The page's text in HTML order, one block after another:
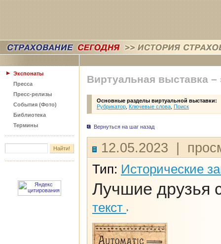
Экспонаты
Пресса
Пресс-релизы
События (Фото)
Библиотека
Термины
Виртуальная выставка –
Основные разделы виртуальной выставки:
Рубрикатор Ключевые слова Поиск
Вернуться на шаг назад
12.05.2023 |
Тип: Исторические
Лучшие друзья
текст